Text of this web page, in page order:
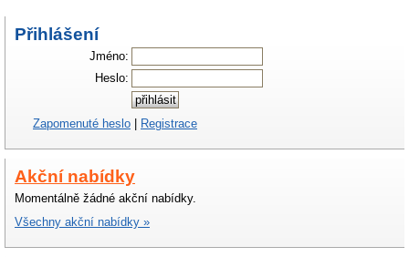
Přihlášení
Jméno:
Heslo:
Zapomenuté heslo Registrace
Akční nabídky
Momentálně žádné akční nabídky.
Všechny akční nabídky »